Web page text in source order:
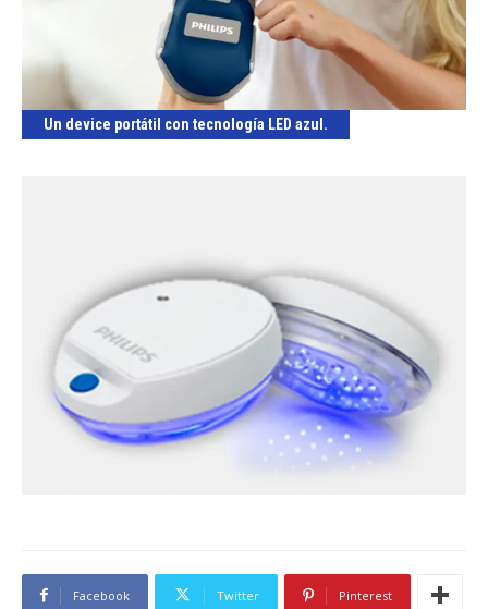
Un device portátil con tecnología LED azul.
Facebook Twitter Pinterest